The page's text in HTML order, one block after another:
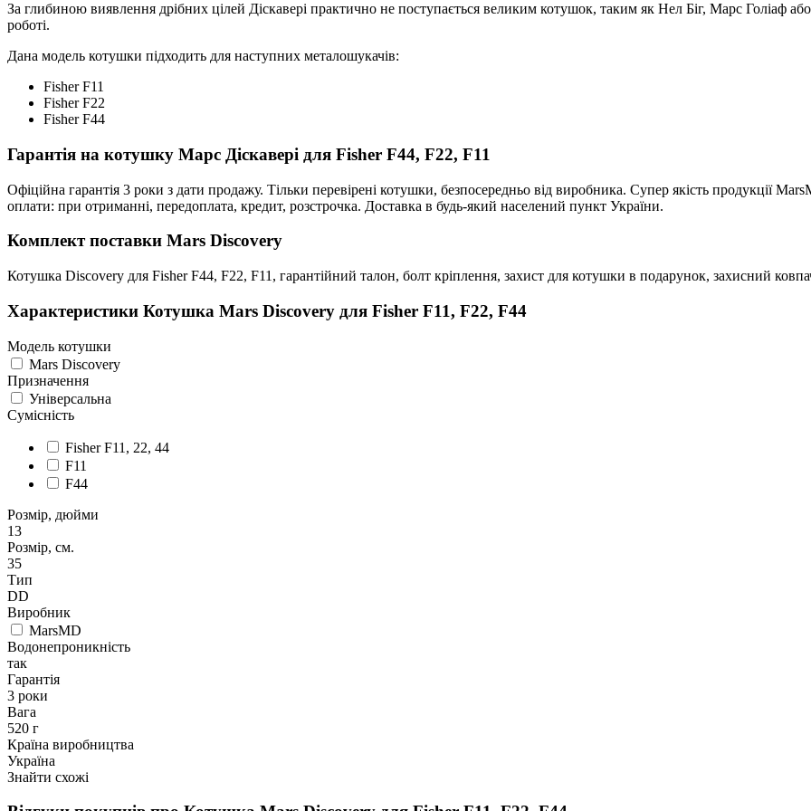
За глибиною виявлення дрібних цілей Діскавері практично не поступається великим котушок, таким як Нел Біг, Марс Голіаф
роботі.
Дана модель котушки підходить для наступних металошукачів:
Fisher F11
Fisher F22
Fisher F44
Гарантія на котушку Марс Діскавері для Fisher F44, F22, F11
Офіційна гарантія 3 роки з дати продажу. Тільки перевірені котушки, безпосередньо від виробника. Супер якість продукції
оплати: при отриманні, передоплата, кредит, розстрочка. Доставка в будь-який населений пункт України.
Комплект поставки Mars Discovery
Котушка Discovery для Fisher F44, F22, F11, гарантійний талон, болт кріплення, захист для котушки в подарунок, захисний
Характеристики Котушка Mars Discovery для Fisher F11, F22, F44
Модель котушки
Mars Discovery
Призначення
Універсальна
Сумісність
Fisher F11, 22, 44
F11
F44
Розмір, дюйми
13
Розмір, см.
35
Тип
DD
Виробник
MarsMD
Водонепроникність
так
Гарантія
3 роки
Вага
520 г
Країна виробництва
Україна
Знайти схожі